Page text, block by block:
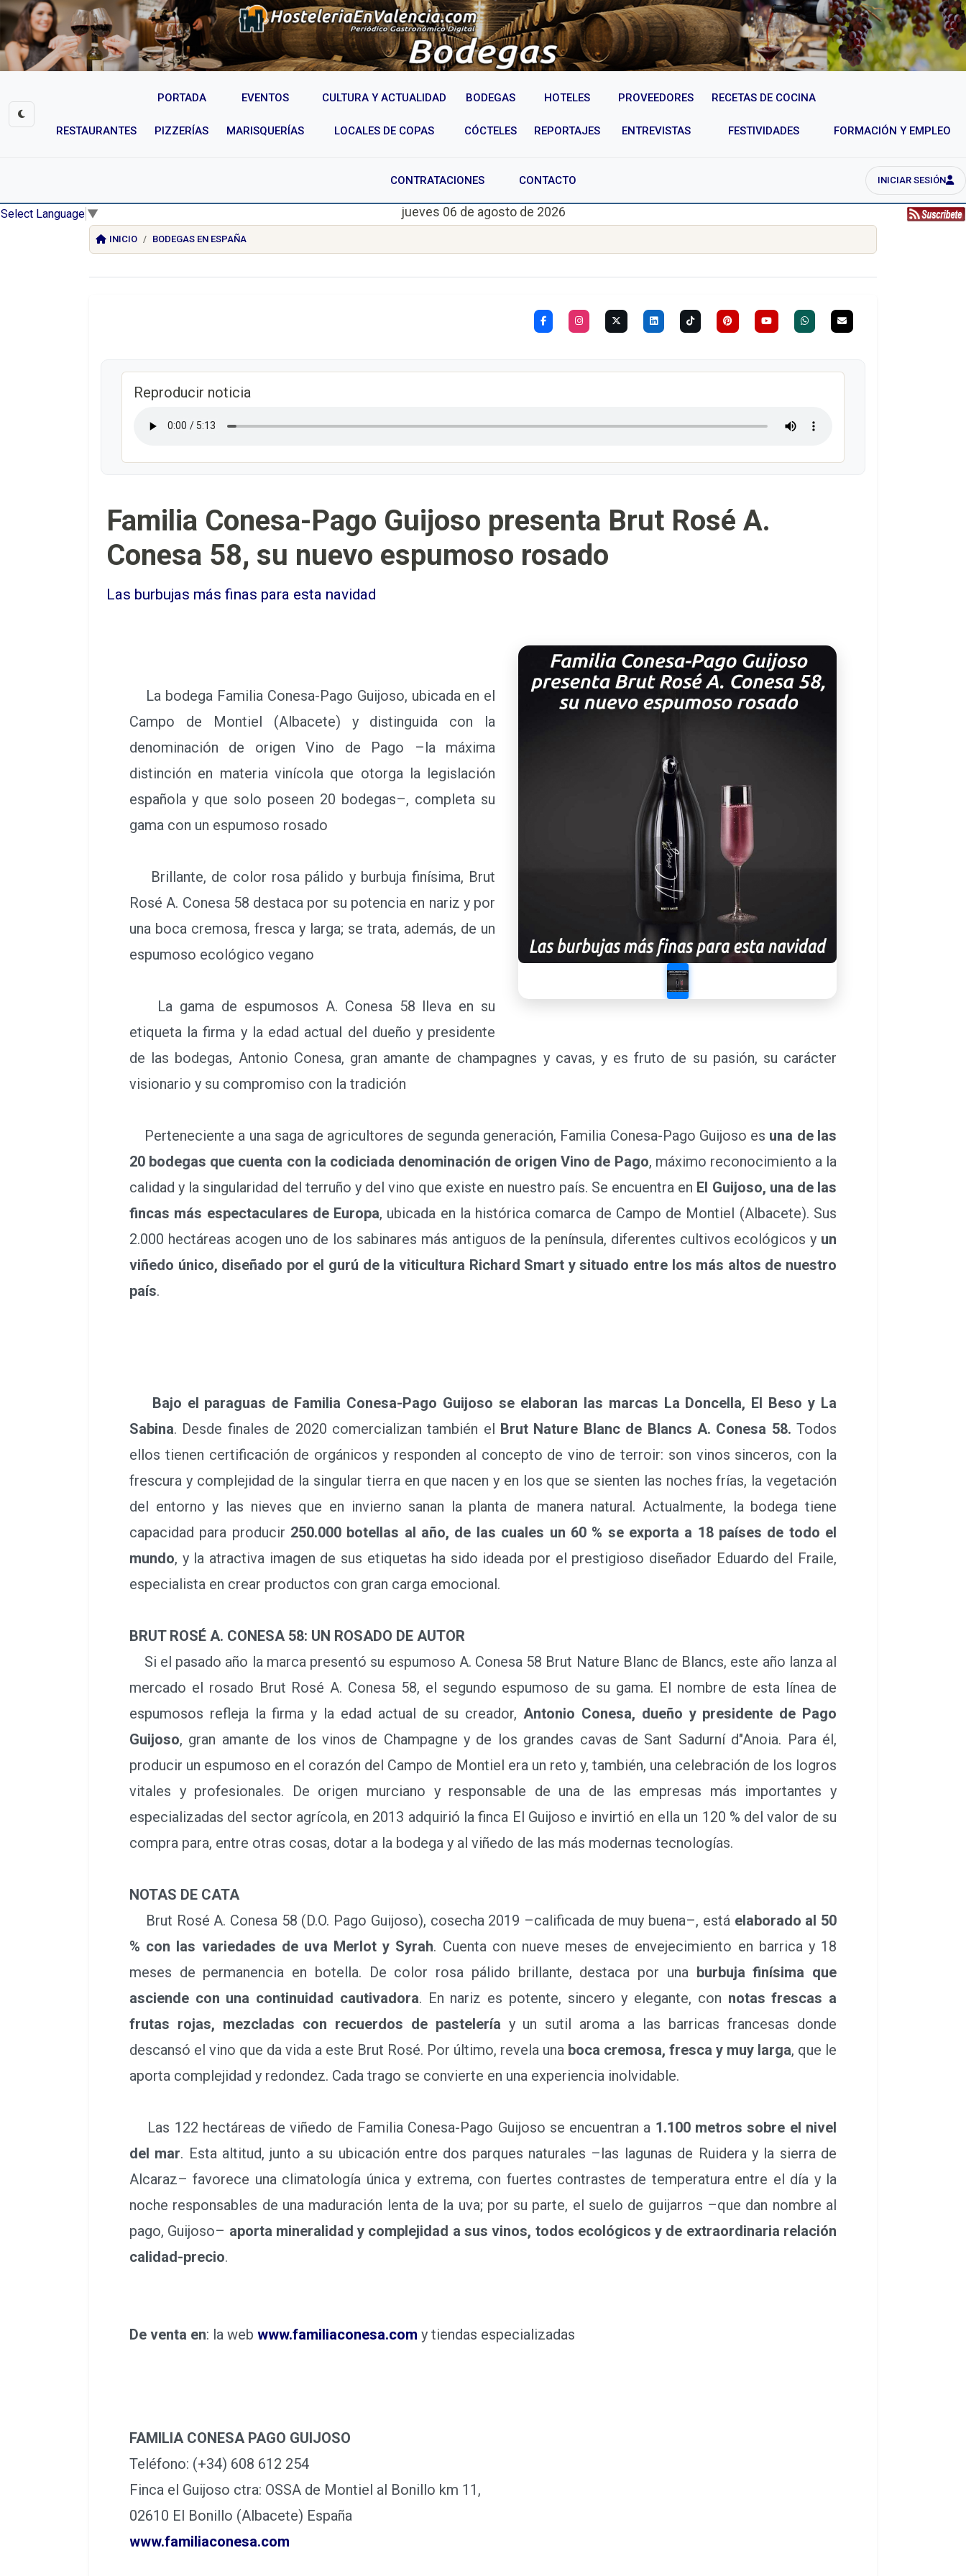
PORTADA EVENTOS CULTURA Y ACTUALIDAD BODEGAS HOTELES PROVEEDORES RECETAS DE COCINA
RESTAURANTES PIZZERÍAS MARISQUERÍAS LOCALES DE COPAS CÓCTELES REPORTAJES ENTREVISTAS FESTIVIDADES FORMACIÓN Y EMPLEO
CONTRATACIONES CONTACTO INICIAR SESIÓN
Select Language ▼ jueves 06 de agosto de 2026
INICIO BODEGAS EN ESPAÑA
Reproducir noticia
Familia Conesa-Pago Guijoso presenta Brut Rosé A.
Conesa 58, su nuevo espumoso rosado
Las burbujas más finas para esta navidad
La bodega Familia Conesa-Pago Guijoso, ubicada en el
Campo de Montiel (Albacete) y distinguida con la
denominación de origen Vino de Pago –la máxima
distinción en materia vinícola que otorga la legislación
española y que solo poseen 20 bodegas–, completa su
gama con un espumoso rosado
Brillante, de color rosa pálido y burbuja finísima, Brut
Rosé A. Conesa 58 destaca por su potencia en nariz y por
una boca cremosa, fresca y larga; se trata, además, de un
espumoso ecológico vegano
La gama de espumosos A. Conesa 58 lleva en su
etiqueta la firma y la edad actual del dueño y presidente
de las bodegas, Antonio Conesa, gran amante de champagnes y cavas, y es fruto de su pasión, su carácter
visionario y su compromiso con la tradición
Perteneciente a una saga de agricultores de segunda generación, Familia Conesa-Pago Guijoso es una de las
20 bodegas que cuenta con la codiciada denominación de origen Vino de Pago, máximo reconocimiento a la
calidad y la singularidad del terruño y del vino que existe en nuestro país. Se encuentra en El Guijoso, una de las
fincas más espectaculares de Europa, ubicada en la histórica comarca de Campo de Montiel (Albacete). Sus
2.000 hectáreas acogen uno de los sabinares más antiguos de la península, diferentes cultivos ecológicos y un
viñedo único, diseñado por el gurú de la viticultura Richard Smart y situado entre los más altos de nuestro
país.
Bajo el paraguas de Familia Conesa-Pago Guijoso se elaboran las marcas La Doncella, El Beso y La
Sabina. Desde finales de 2020 comercializan también el Brut Nature Blanc de Blancs A. Conesa 58. Todos
ellos tienen certificación de orgánicos y responden al concepto de vino de terroir: son vinos sinceros, con la
frescura y complejidad de la singular tierra en que nacen y en los que se sienten las noches frías, la vegetación
del entorno y las nieves que en invierno sanan la planta de manera natural. Actualmente, la bodega tiene
capacidad para producir 250.000 botellas al año, de las cuales un 60 % se exporta a 18 países de todo el
mundo, y la atractiva imagen de sus etiquetas ha sido ideada por el prestigioso diseñador Eduardo del Fraile,
especialista en crear productos con gran carga emocional.
BRUT ROSÉ A. CONESA 58: UN ROSADO DE AUTOR
Si el pasado año la marca presentó su espumoso A. Conesa 58 Brut Nature Blanc de Blancs, este año lanza al
mercado el rosado Brut Rosé A. Conesa 58, el segundo espumoso de su gama. El nombre de esta línea de
espumosos refleja la firma y la edad actual de su creador, Antonio Conesa, dueño y presidente de Pago
Guijoso, gran amante de los vinos de Champagne y de los grandes cavas de Sant Sadurní d"Anoia. Para él,
producir un espumoso en el corazón del Campo de Montiel era un reto y, también, una celebración de los logros
vitales y profesionales. De origen murciano y responsable de una de las empresas más importantes y
especializadas del sector agrícola, en 2013 adquirió la finca El Guijoso e invirtió en ella un 120 % del valor de su
compra para, entre otras cosas, dotar a la bodega y al viñedo de las más modernas tecnologías.
NOTAS DE CATA
Brut Rosé A. Conesa 58 (D.O. Pago Guijoso), cosecha 2019 –calificada de muy buena–, está elaborado al 50
% con las variedades de uva Merlot y Syrah. Cuenta con nueve meses de envejecimiento en barrica y 18
meses de permanencia en botella. De color rosa pálido brillante, destaca por una burbuja finísima que
asciende con una continuidad cautivadora. En nariz es potente, sincero y elegante, con notas frescas a
frutas rojas, mezcladas con recuerdos de pastelería y un sutil aroma a las barricas francesas donde
descansó el vino que da vida a este Brut Rosé. Por último, revela una boca cremosa, fresca y muy larga, que le
aporta complejidad y redondez. Cada trago se convierte en una experiencia inolvidable.
Las 122 hectáreas de viñedo de Familia Conesa-Pago Guijoso se encuentran a 1.100 metros sobre el nivel
del mar. Esta altitud, junto a su ubicación entre dos parques naturales –las lagunas de Ruidera y la sierra de
Alcaraz– favorece una climatología única y extrema, con fuertes contrastes de temperatura entre el día y la
noche responsables de una maduración lenta de la uva; por su parte, el suelo de guijarros –que dan nombre al
pago, Guijoso– aporta mineralidad y complejidad a sus vinos, todos ecológicos y de extraordinaria relación
calidad-precio.
De venta en: la web www.familiaconesa.com y tiendas especializadas
FAMILIA CONESA PAGO GUIJOSO
Teléfono: (+34) 608 612 254
Finca el Guijoso ctra: OSSA de Montiel al Bonillo km 11,
02610 El Bonillo (Albacete) España
www.familiaconesa.com